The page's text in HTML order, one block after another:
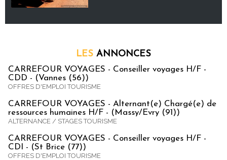
LES ANNONCES
CARREFOUR VOYAGES - Conseiller voyages H/F -
CDD - (Vannes (56))
OFFRES D'EMPLOI TOURISME
CARREFOUR VOYAGES - Alternant(e) Chargé(e) de
ressources humaines H/F - (Massy/Evry (91))
ALTERNANCE / STAGES TOURISME
CARREFOUR VOYAGES - Conseiller voyages H/F -
CDI - (St Brice (77))
OFFRES D'EMPLOI TOURISME